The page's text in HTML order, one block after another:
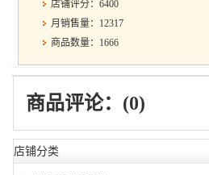
店铺评分：6400
月销售量：12317
商品数量：1666
商品评论：(0)
店铺分类